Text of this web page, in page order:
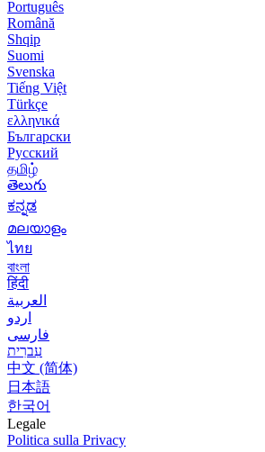
Português
Română
Shqip
Suomi
Svenska
Tiếng Việt
Türkçe
ελληνικά
Български
Русский
தமிழ்
తెలుగు
ಕನ್ನಡ
മലയാളം
ไทย
বাংলা
हिंदी
العربية
اردو
فارسی
עִברִית
中文 (简体)
日本語
한국어
Legale
Politica sulla Privacy